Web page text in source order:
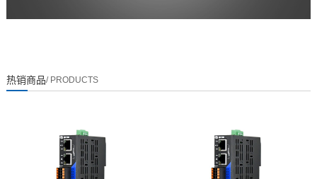
热销商品/ PRODUCTS